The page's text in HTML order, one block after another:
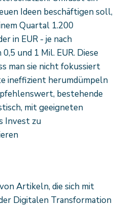
Ideen beschäftigen soll,
Quartal 1.200
in EUR - je nach
und 1 Mil. EUR. Diese
man sie nicht fokussiert
ineffizient herumdümpeln
bestehende
mit geeigneten
Invest zu
Artikeln, die sich mit
Digitalen Transformation